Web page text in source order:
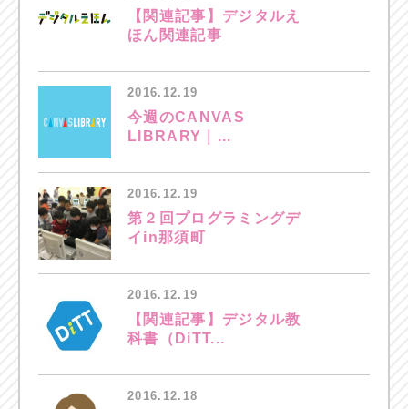
【関連記事】デジタルえ
ほん関連記事
2016.12.19
今週のCANVAS
LIBRARY｜...
2016.12.19
第２回プログラミングデ
イin那須町
2016.12.19
【関連記事】デジタル教
科書（DiTT...
2016.12.18